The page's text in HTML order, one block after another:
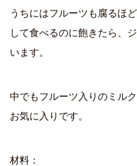
うちにはフルーツも腐るほ
して食べるのに飽きたら、
います。
中でもフルーツ入りのミル
お気に入りです。
材料：